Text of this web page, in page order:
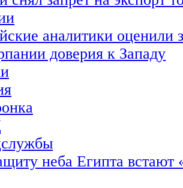
аналитики оценили
доверия к Западу
неба Египта встают